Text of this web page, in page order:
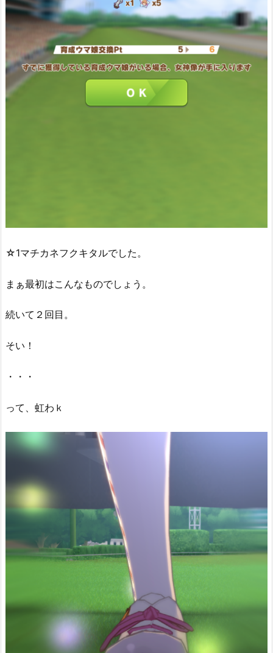
☆1マチカネフクキタルでした。
まぁ最初はこんなものでしょう。
続いて２回目。
そい！
・・・
って、虹わｋ